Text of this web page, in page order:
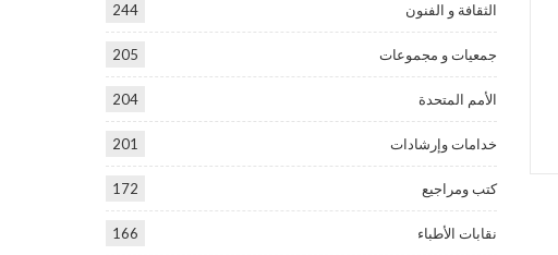
الثقافة و الفنون 244
جمعيات و مجموعات 205
الأمم المتحدة 204
خدامات وإرشادات 201
كتب ومراجيع 172
نقابات الأطباء 166